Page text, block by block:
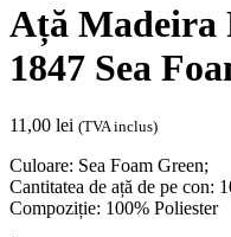
Ață Madeira
1847 Sea
11,00 lei (TVA inclus)
Culoare: Sea Foam Green;
Cantitatea de ață de pe con:
Compoziție: 100% Poliester